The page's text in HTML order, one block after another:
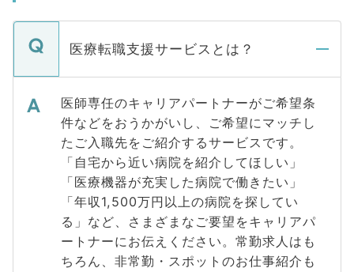
医療転職支援サービスとは？
医師専任のキャリアパートナーがご希望条
件などをおうかがいし、ご希望にマッチし
たご入職先をご紹介するサービスです。
「自宅から近い病院を紹介してほしい」
「医療機器が充実した病院で働きたい」
「年収1,500万円以上の病院を探してい
る」など、さまざまなご要望をキャリアパ
ートナーにお伝えください。常勤求人はも
ちろん、非常勤・スポットのお仕事紹介も